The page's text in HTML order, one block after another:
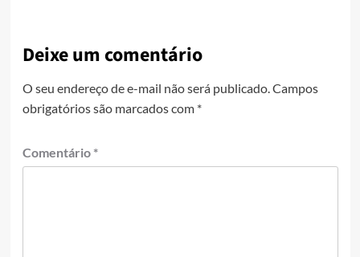
Deixe um comentário
O seu endereço de e-mail não será publicado. Campos
obrigatórios são marcados com *
Comentário *